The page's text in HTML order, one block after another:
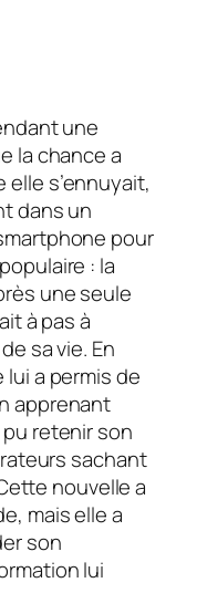
une
la chance a
elle s’ennuyait,
dans un
pour
: la
une seule
à pas à
sa vie. En
a permis de
apprenant
retenir son
sachant
nouvelle a
mais elle a
son
lui